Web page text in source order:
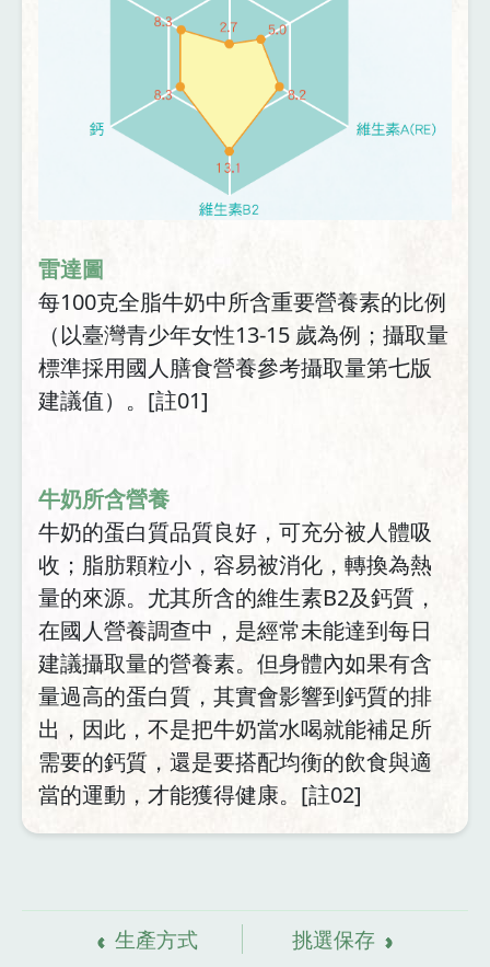
雷達圖
每100克全脂牛奶中所含重要營養素的比例
（以臺灣青少年女性13-15 歲為例；攝取量
標準採用國人膳食營養參考攝取量第七版
建議值）。[註01]
牛奶所含營養
牛奶的蛋白質品質良好，可充分被人體吸
收；脂肪顆粒小，容易被消化，轉換為熱
量的來源。尤其所含的維生素B2及鈣質，
在國人營養調查中，是經常未能達到每日
建議攝取量的營養素。但身體內如果有含
量過高的蛋白質，其實會影響到鈣質的排
出，因此，不是把牛奶當水喝就能補足所
需要的鈣質，還是要搭配均衡的飲食與適
當的運動，才能獲得健康。[註02]
生產方式
挑選保存